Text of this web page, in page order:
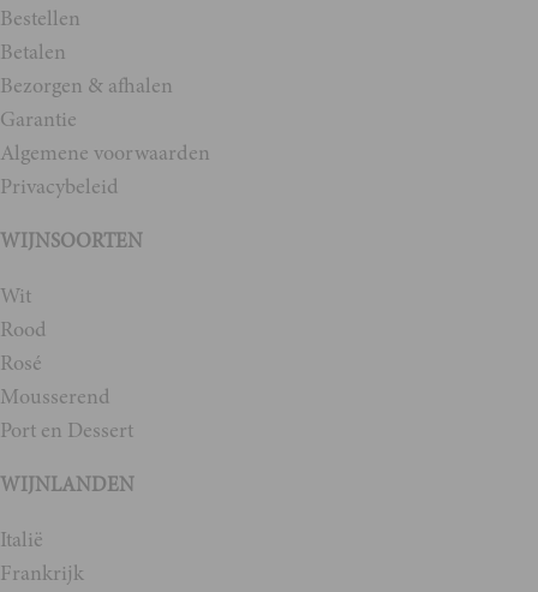
Bestellen
Betalen
Bezorgen & afhalen
Garantie
Algemene voorwaarden
Privacybeleid
WIJNSOORTEN
Wit
Rood
Rosé
Mousserend
Port en Dessert
WIJNLANDEN
Italië
Frankrijk